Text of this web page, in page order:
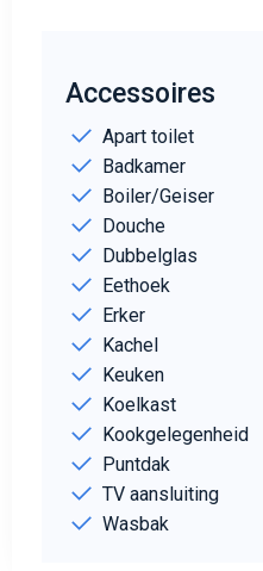
Accessoires
Apart toilet
Badkamer
Boiler/Geiser
Douche
Dubbelglas
Eethoek
Erker
Kachel
Keuken
Koelkast
Kookgelegenheid
Puntdak
TV aansluiting
Wasbak